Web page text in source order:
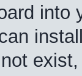
into